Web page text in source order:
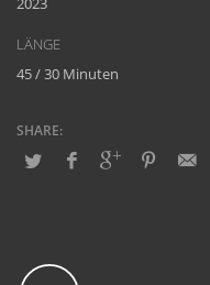
LÄNGE
45 / 30 Minuten